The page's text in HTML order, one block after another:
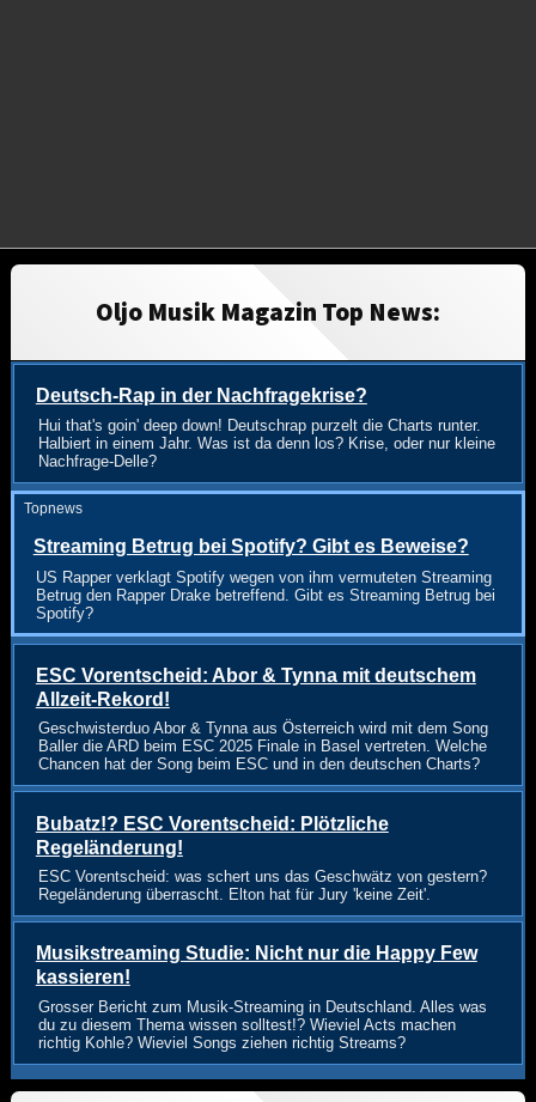
Oljo Musik Magazin Top News:
Deutsch-Rap in der Nachfragekrise?
Hui that's goin' deep down! Deutschrap purzelt die Charts runter.
Halbiert in einem Jahr. Was ist da denn los? Krise, oder nur kleine
Nachfrage-Delle?
Topnews
Streaming Betrug bei Spotify? Gibt es Beweise?
US Rapper verklagt Spotify wegen von ihm vermuteten Streaming
Betrug den Rapper Drake betreffend. Gibt es Streaming Betrug bei
Spotify?
ESC Vorentscheid: Abor & Tynna mit deutschem
Allzeit-Rekord!
Geschwisterduo Abor & Tynna aus Österreich wird mit dem Song
Baller die ARD beim ESC 2025 Finale in Basel vertreten. Welche
Chancen hat der Song beim ESC und in den deutschen Charts?
Bubatz!? ESC Vorentscheid: Plötzliche
Regeländerung!
ESC Vorentscheid: was schert uns das Geschwätz von gestern?
Regeländerung überrascht. Elton hat für Jury 'keine Zeit'.
Musikstreaming Studie: Nicht nur die Happy Few
kassieren!
Grosser Bericht zum Musik-Streaming in Deutschland. Alles was
du zu diesem Thema wissen solltest!? Wieviel Acts machen
richtig Kohle? Wieviel Songs ziehen richtig Streams?